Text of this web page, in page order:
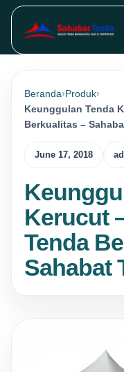
Beranda Produk
Keunggulan Tenda
Berkualitas –
June 17, 2018
Kerucut
Tenda
Sahabat